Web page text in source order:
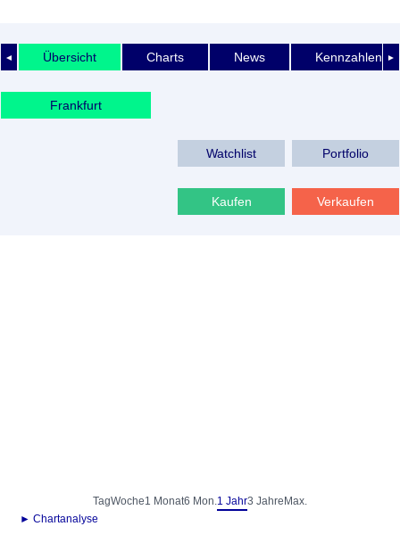
◄ ►
Übersicht Charts News Kennzahlen
Frankfurt
Watchlist Portfolio
Kaufen Verkaufen
TagWoche1 Monat6 Mon.1 Jahr3 Jahre Max.
► Chartanalyse